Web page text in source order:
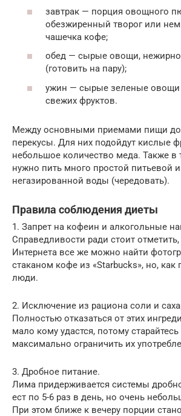
завтрак — порция овощного
обезжиренный творог или
чашечка кофе;
обед — сырые овощи,
(готовить на пару);
ужин — сырые зеленые овощи
свежих фруктов.
Между основными приемами пищи
перекусы. Для них подойдут кислые
небольшое количество меда. Также в
нужно пить много простой питьевой
негазированной воды (чередовать).
Правила соблюдения диеты
1. Запрет на кофеин и алкогольные
Справедливости ради стоит
Интернета все же можно найти
стаканом кофе из «Starbucks», но, как
люди.
2. Исключение из рациона соли и
Полностью отказаться от этих
мало кому удастся, потому
максимально ограничить их
3. Дробное питание.
Лима придерживается системы
ест по 5-6 раз в день, но очень
При этом ближе к вечеру порции